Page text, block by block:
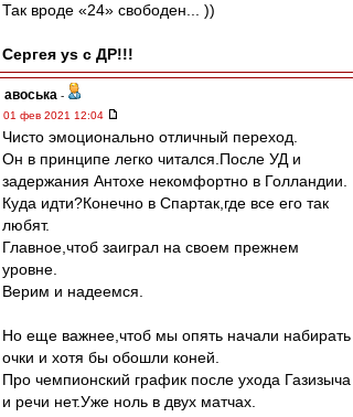
Так вроде «24» свободен... ))
Сергея ys с ДР!!!
авоська -
01 фев 2021 12:04
Чисто эмоционально отличный переход.
Он в принципе легко читался.После УД и
задержания Антохе некомфортно в Голландии.
Куда идти?Конечно в Спартак,где все его так
любят.
Главное,чтоб заиграл на своем прежнем
уровне.
Верим и надеемся.
Но еще важнее,чтоб мы опять начали набирать
очки и хотя бы обошли коней.
Про чемпионский график после ухода Газизыча
и речи нет.Уже ноль в двух матчах.